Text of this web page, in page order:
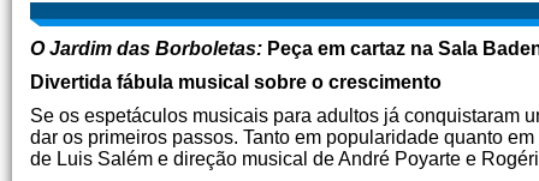
O Jardim das Borboletas: Peça em cartaz na Sala
Divertida fábula musical sobre o crescimento
Se os espetáculos musicais para adultos já conquistaram
dar os primeiros passos. Tanto em popularidade quanto
de Luis Salém e direção musical de André Poyarte e